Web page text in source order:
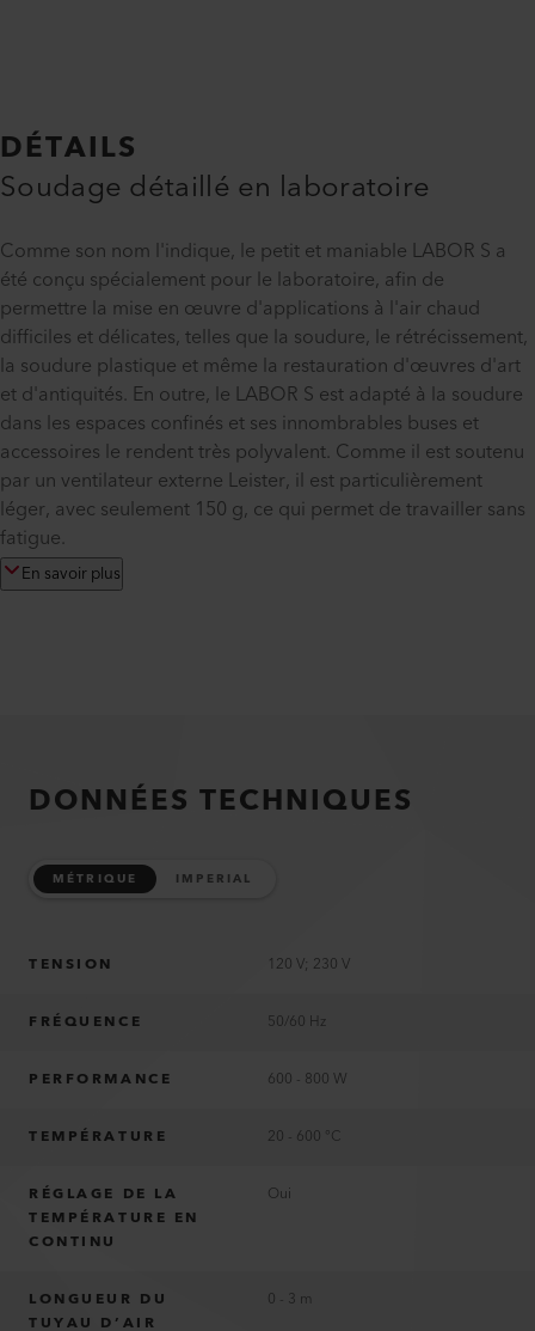
DÉTAILS
Soudage détaillé en laboratoire
Comme son nom l'indique, le petit et maniable LABOR S a
été conçu spécialement pour le laboratoire, afin de
permettre la mise en œuvre d'applications à l'air chaud
difficiles et délicates, telles que la soudure, le rétrécissement,
la soudure plastique et même la restauration d'œuvres d'art
et d'antiquités. En outre, le LABOR S est adapté à la soudure
dans les espaces confinés et ses innombrables buses et
accessoires le rendent très polyvalent. Comme il est soutenu
par un ventilateur externe Leister, il est particulièrement
léger, avec seulement 150 g, ce qui permet de travailler sans
fatigue.
En savoir plus
DONNÉES TECHNIQUES
MÉTRIQUE IMPERIAL
TENSION 120 V; 230 V
FRÉQUENCE 50/60 Hz
PERFORMANCE 600 - 800 W
TEMPÉRATURE 20 - 600 °C
RÉGLAGE DE LA
TEMPÉRATURE EN
CONTINU
Oui
LONGUEUR DU
TUYAU D’AIR
0 - 3 m